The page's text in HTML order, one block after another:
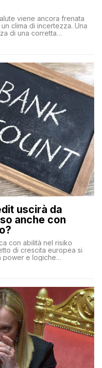
viene ancora frenata
clima di incertezza. Una
di una corretta
ad una larga parte della
uscirà da
anche con
con abilità nel risiko
di crescita europea si
power e logiche
Generali Andrea Orcel,